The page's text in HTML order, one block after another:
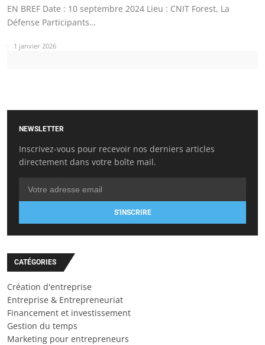
EN BREF Date : 10 septembre 2024 Lieu : CNIT Forest, La
Défense Participants…
1 janvier 2026
NEWSLETTER
Inscrivez-vous pour recevoir nos derniers articles
directement dans votre boîte mail.
S'INSCRIRE
CATÉGORIES
Création d'entreprise
Entreprise & Entrepreneuriat
Financement et investissement
Gestion du temps
Marketing pour entrepreneurs